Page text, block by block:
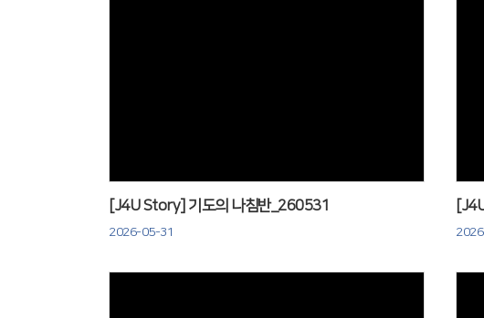
[J4U Story] 기도의 나침반_260531
2026-05-31